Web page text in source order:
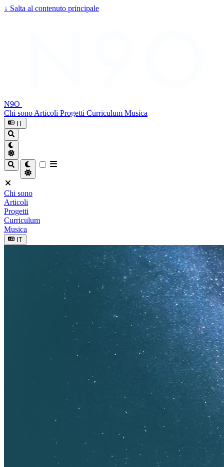
↓ Salta al contenuto principale
N9O
Chi sono Articoli Progetti Curriculum Musica
IT
Chi sono
Articoli
Progetti
Curriculum
Musica
IT